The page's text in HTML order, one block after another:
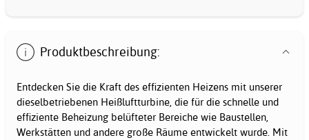
Produktbeschreibung:
Entdecken Sie die Kraft des effizienten Heizens mit unserer
dieselbetriebenen Heißluftturbine, die für die schnelle und
effiziente Beheizung belüfteter Bereiche wie Baustellen,
Werkstätten und andere große Räume entwickelt wurde. Mit